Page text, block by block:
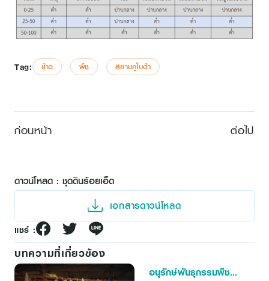
Tag: ข้าว พืช สยามคูโบต้า
ก่อนหน้า ต่อไป
ดาวน์โหลด : ชุดดินร้อยเอ็ด
เอกสารดาวน์โหลด
แชร์ :
บทความที่เกี่ยวข้อง
อนุรักษ์พันธุกรรมพืช